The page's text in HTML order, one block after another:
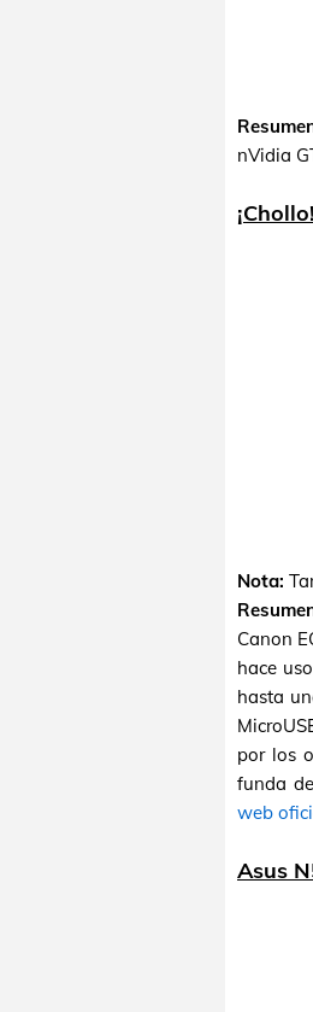
nVidia
Nota:
Canon
hace
hasta
por los
funda
web
Asus